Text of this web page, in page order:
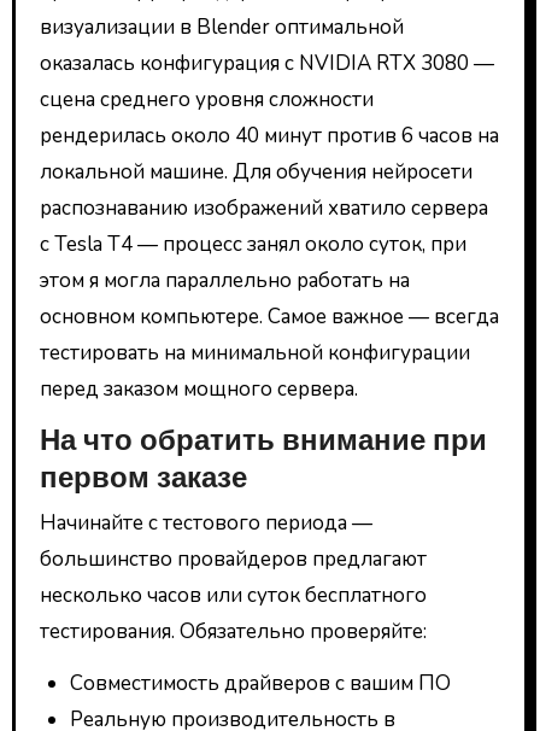
визуализации в Blender оптимальной
оказалась конфигурация с NVIDIA RTX 3080 —
сцена среднего уровня сложности
рендерилась около 40 минут против 6 часов на
локальной машине. Для обучения нейросети
распознаванию изображений хватило сервера
с Tesla T4 — процесс занял около суток, при
этом я могла параллельно работать на
основном компьютере. Самое важное — всегда
тестировать на минимальной конфигурации
перед заказом мощного сервера.
На что обратить внимание при
первом заказе
Начинайте с тестового периода —
большинство провайдеров предлагают
несколько часов или суток бесплатного
тестирования. Обязательно проверяйте:
Совместимость драйверов с вашим ПО
Реальную производительность в